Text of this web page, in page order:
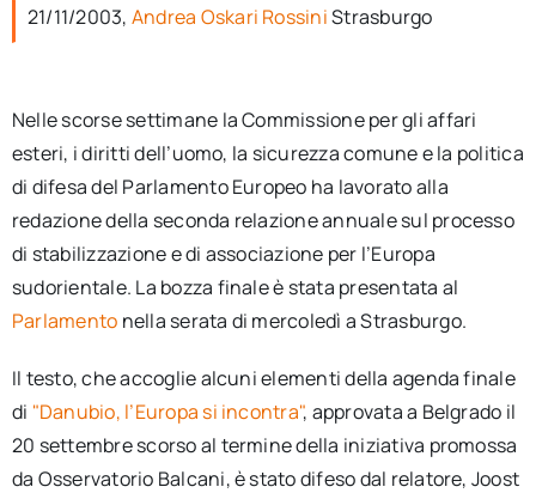
21/11/2003, Andrea Oskari RossiniStrasburgo
Nelle scorse settimane la Commissione per gli affari
esteri, i diritti dell’uomo, la sicurezza comune e la politica
di difesa del Parlamento Europeo ha lavorato alla
redazione della seconda relazione annuale sul processo
di stabilizzazione e di associazione per l’Europa
sudorientale. La bozza finale è stata presentata al
Parlamento nella serata di mercoledì a Strasburgo.
Il testo, che accoglie alcuni elementi della agenda finale
di "Danubio, l’Europa si incontra", approvata a Belgrado il
20 settembre scorso al termine della iniziativa promossa
da Osservatorio Balcani, è stato difeso dal relatore, Joost